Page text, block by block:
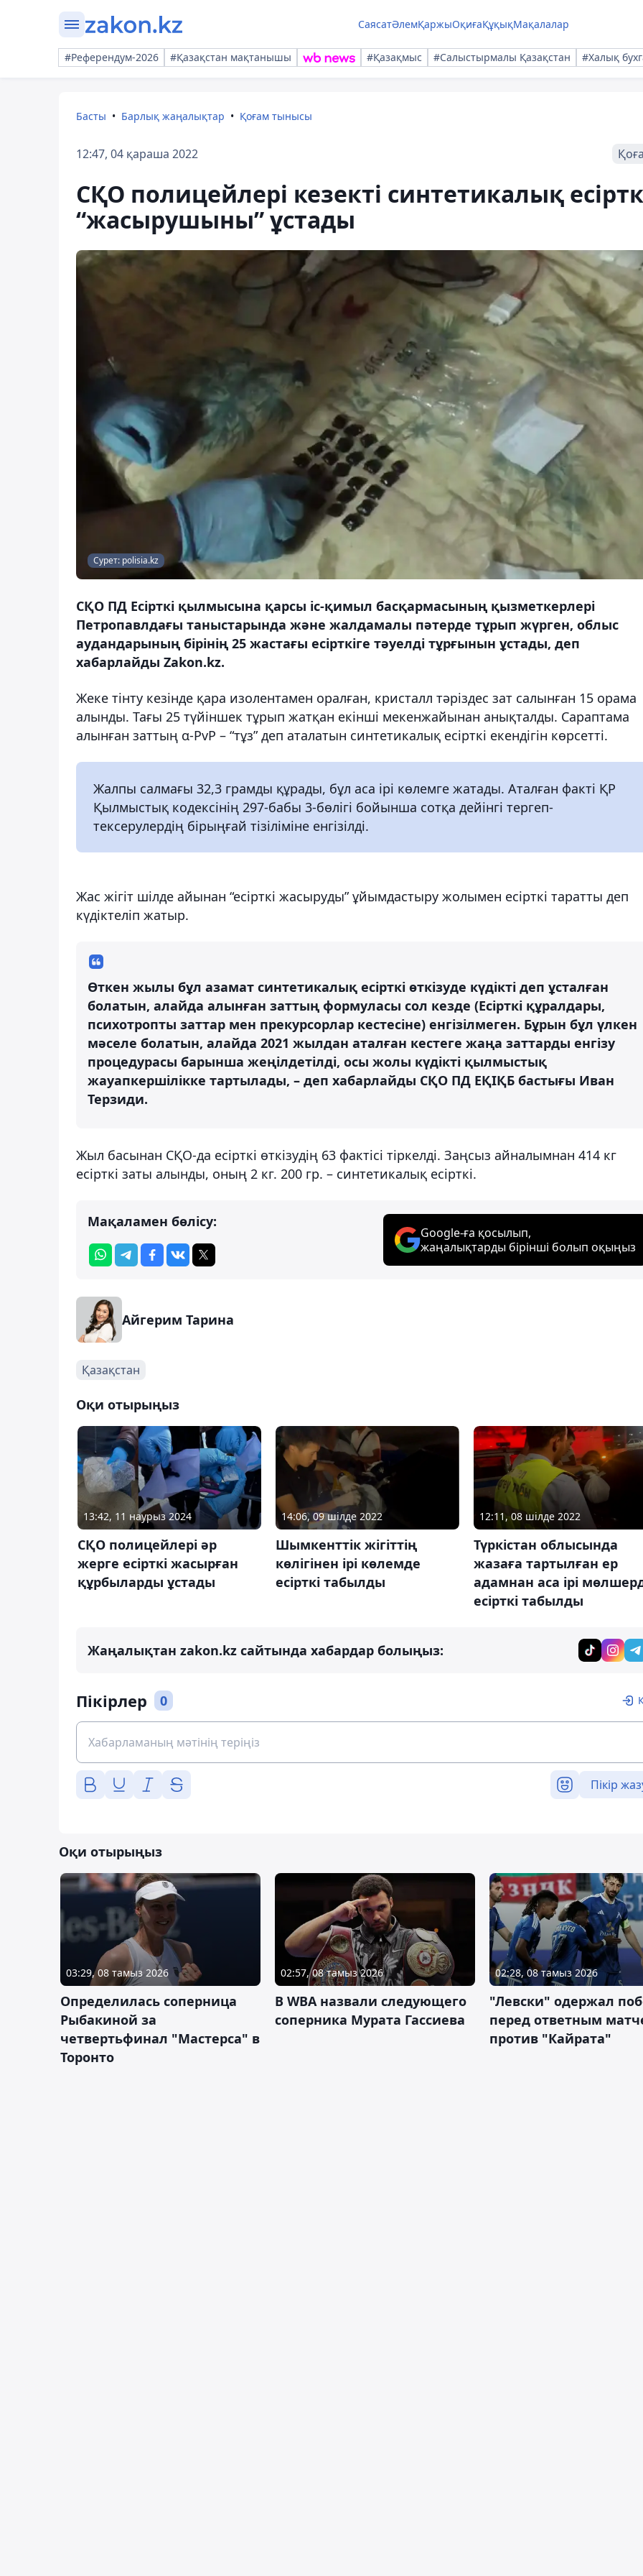
СаясатӘлемҚаржыОқиғаҚұқықМақалалар
#Референдум-2026 #Қазақстан мақтанышы #Қазақмыс #Салыстырмалы Қазақстан #Халық
Басты Барлық жаңалықтар Қоғам тынысы
12:47, 04 қараша 2022
СҚО полицейлері кезекті синтетикалық
“жасырушыны” ұстады
Сурет: polisia.kz
СҚО ПД Есірткі қылмысына қарсы іс-қимыл басқармасының қызметкерлері
Петропавлдағы таныстарында және жалдамалы пәтерде тұрып жүрген, облыс
аудандарының бірінің 25 жастағы есірткіге тәуелді тұрғынын ұстады, деп
хабарлайды Zakon.kz.
Жеке тінту кезінде қара изолентамен оралған, кристалл тәріздес зат салынған 15 орама
алынды. Тағы 25 түйіншек тұрып жатқан екінші мекенжайынан анықталды. Сараптама
алынған заттың α-PvP – “тұз” деп аталатын синтетикалық есірткі екендігін көрсетті.
Жалпы салмағы 32,3 грамды құрады, бұл аса ірі көлемге жатады. Аталған факті ҚР
Қылмыстық кодексінің 297-бабы 3-бөлігі бойынша сотқа дейінгі тергеп-
тексерулердің бірыңғай тізіліміне енгізілді.
Жас жігіт шілде айынан “есірткі жасыруды” ұйымдастыру жолымен есірткі таратты деп
күдіктеліп жатыр.
Өткен жылы бұл азамат синтетикалық есірткі өткізуде күдікті деп ұсталған
болатын, алайда алынған заттың формуласы сол кезде (Есірткі құралдары,
психотропты заттар мен прекурсорлар кестесіне) енгізілмеген. Бұрын бұл үлкен
мәселе болатын, алайда 2021 жылдан аталған кестеге жаңа заттарды енгізу
процедурасы барынша жеңілдетілді, осы жолы күдікті қылмыстық
жауапкершілікке тартылады, – деп хабарлайды СҚО ПД ЕҚІҚБ бастығы Иван
Терзиди.
Жыл басынан СҚО-да есірткі өткізудің 63 фактісі тіркелді. Заңсыз айналымнан 414 кг
есірткі заты алынды, оның 2 кг. 200 гр. – синтетикалық есірткі.
Мақаламен бөлісу:
Google-ға қосылып,
жаңалықтарды бірінші болып оқыңыз
Айгерим Тарина
Қазақстан
Оқи отырыңыз
13:42, 11 наурыз 2024
СҚО полицейлері әр
жерге есірткі жасырған
құрбыларды ұстады
14:06, 09 шілде 2022
Шымкенттік жігіттің
көлігінен ірі көлемде
есірткі табылды
12:11, 08 шілде 2022
Түркістан облысында
жазаға тартылған ер
адамнан аса ірі
есірткі табылды
Жаңалықтан zakon.kz сайтында хабардар болыңыз:
Пікірлер 0
Пікір
Оқи отырыңыз
03:29, 08 тамыз 2026
Определилась соперница
Рыбакиной за
четвертьфинал "Мастерса" в
Торонто
02:57, 08 тамыз 2026
В WBA назвали следующего
соперника Мурата Гассиева
02:28, 08 тамыз 2026
"Левски" одержал
перед ответным
против "Кайрата"